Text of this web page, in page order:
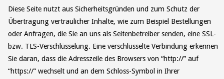
Diese Seite nutzt aus Sicherheitsgründen und zum Schutz der
Übertragung vertraulicher Inhalte, wie zum Beispiel Bestellungen
oder Anfragen, die Sie an uns als Seitenbetreiber senden, eine SSL-
bzw. TLS-Verschlüsselung. Eine verschlüsselte Verbindung erkennen
Sie daran, dass die Adresszeile des Browsers von “http://” auf
“https://” wechselt und an dem Schloss-Symbol in Ihrer